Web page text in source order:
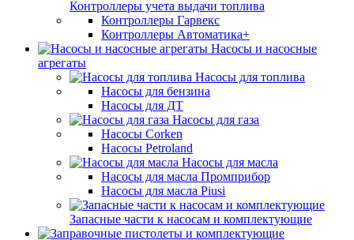
Контроллеры учета выдачи топлива
Контроллеры Гарвекс
Контроллеры Автоматика+
Насосы и насосные
агрегаты
Насосы для топлива
Насосы для бензина
Насосы для ДТ
Насосы для газа
Насосы Corken
Насосы Petroland
Насосы для масла
Насосы для масла Промприбор
Насосы для масла Piusi
Запасные части к насосам и комплектующие